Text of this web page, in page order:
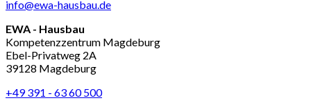
info@ewa-hausbau.de
EWA - Hausbau
Kompetenzzentrum Magdeburg
Ebel-Privatweg 2A
39128 Magdeburg
+49 391 - 63 60 500